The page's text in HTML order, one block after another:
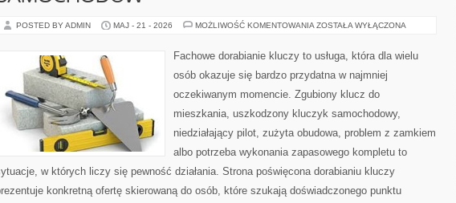
POSTED BY ADMIN MAJ - 21 - 2026 MOŻLIWOŚĆ KOMENTOWANIA PRZYSZŁOŚĆ
ZOSTAŁA WYŁĄCZONA
Fachowe dorabianie kluczy to usługa, która dla wielu
osób okazuje się bardzo przydatna w najmniej
oczekiwanym momencie. Zgubiony klucz do
mieszkania, uszkodzony kluczyk samochodowy,
niedziałający pilot, zużyta obudowa, problem z zamkiem
albo potrzeba wykonania zapasowego kompletu to
w których liczy się pewność działania. Strona poświęcona dorabianiu kluczy
konkretną ofertę skierowaną do osób, które szukają doświadczonego punktu